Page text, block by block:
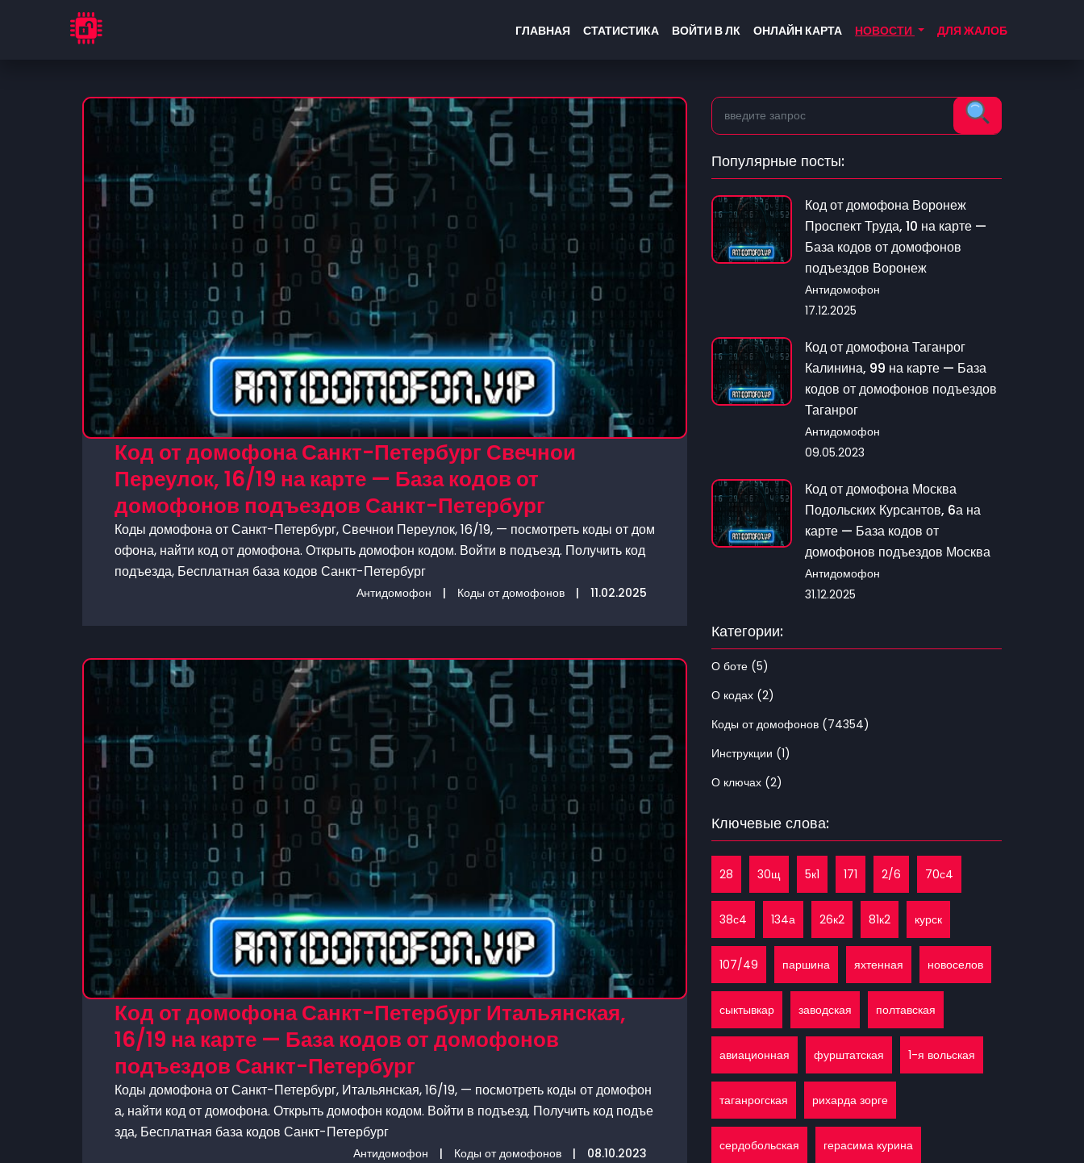
ГЛАВНАЯ СТАТИСТИКА ВОЙТИ В ЛК ОНЛАЙН КАРТА НОВОСТИ ДЛЯ ЖАЛОБ
Код от домофона Санкт-Петербург Свечнои
Переулок, 16/19 на карте — База кодов от
домофонов подъездов Санкт-Петербург
Коды домофона от Санкт-Петербург, Свечнои Переулок, 16/19, — посмотреть коды от дом
офона, найти код от домофона. Открыть домофон кодом. Войти в подъезд. Получить код
подъезда, Бесплатная база кодов Санкт-Петербург
Антидомофон | Коды от домофонов | 11.02.2025
Код от домофона Санкт-Петербург Итальянская,
16/19 на карте — База кодов от домофонов
подъездов Санкт-Петербург
Коды домофона от Санкт-Петербург, Итальянская, 16/19, — посмотреть коды от домофон
а, найти код от домофона. Открыть домофон кодом. Войти в подъезд. Получить код подъе
зда, Бесплатная база кодов Санкт-Петербург
Антидомофон | Коды от домофонов | 08.10.2023
Популярные посты:
Код от домофона Воронеж
Проспект Труда, 10 на карте —
База кодов от домофонов
подъездов Воронеж
Антидомофон
17.12.2025
Код от домофона Таганрог
Калинина, 99 на карте — База
кодов от домофонов подъездов
Таганрог
Антидомофон
09.05.2023
Код от домофона Москва
Подольских Курсантов, 6а на
карте — База кодов от
домофонов подъездов Москва
Антидомофон
31.12.2025
Категории:
О боте (5)
О кодах (2)
Коды от домофонов (74354)
Инструкции (1)
О ключах (2)
Ключевые слова:
28 30щ 5к1 171 2/6 70с4
38с4 134а 26к2 81к2 курск
107/49 паршина яхтенная новоселов
сыктывкар заводская полтавская
авиационная фурштатская 1-я вольская
таганрогская рихарда зорге
сердобольская герасима курина